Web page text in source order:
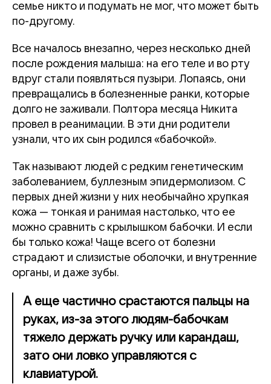
семье никто и подумать не мог, что может быть
по-другому.
Все началось внезапно, через несколько дней
после рождения малыша: на его теле и во рту
вдруг стали появляться пузыри. Лопаясь, они
превращались в болезненные ранки, которые
долго не заживали. Полтора месяца Никита
провел в реанимации. В эти дни родители
узнали, что их сын родился «бабочкой».
Так называют людей с редким генетическим
заболеванием, буллезным эпидермолизом. С
первых дней жизни у них необычайно хрупкая
кожа — тонкая и ранимая настолько, что ее
можно сравнить с крылышком бабочки. И если
бы только кожа! Чаще всего от болезни
страдают и слизистые оболочки, и внутренние
органы, и даже зубы.
А еще частично срастаются пальцы на
руках, из-за этого людям-бабочкам
тяжело держать ручку или карандаш,
зато они ловко управляются с
клавиатурой.